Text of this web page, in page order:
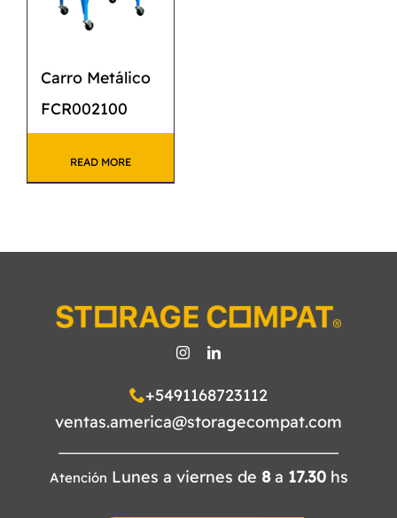
Carro Metálico
FCR002100
READ MORE
+5491168723112
ventas.america@storagecompat.com
Atención Lunes a viernes de 8a 17.30hs